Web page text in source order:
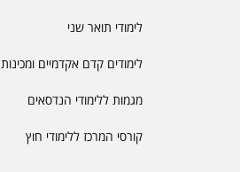
לימודי תואר שני
לימודים קדם אקדמיים ומכינות
מגמות ללימודי הנדסאים
קורסי המרכז ללימודי חוץ